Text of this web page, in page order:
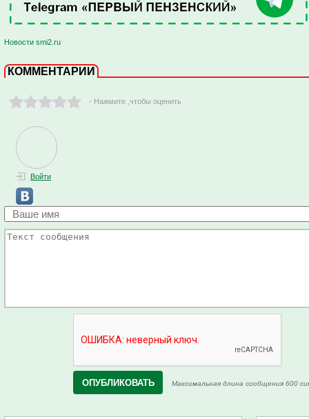
Новости smi2.ru
КОММЕНТАРИИ
- Нажмите ,чтобы оценить
Войти
Максимальная длина сообщения 600